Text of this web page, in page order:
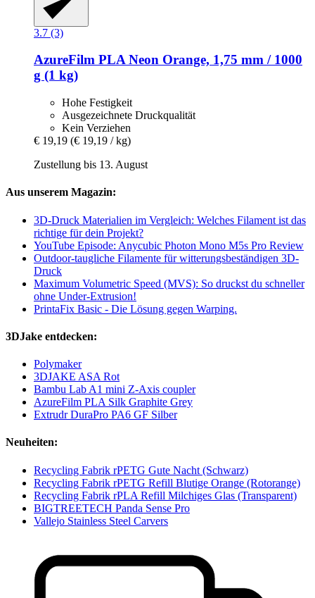
3.7 (3)
AzureFilm PLA Neon Orange, 1,75 mm / 1000
g (1 kg)
Hohe Festigkeit
Ausgezeichnete Druckqualität
Kein Verziehen
€ 19,19 (€ 19,19 / kg)
Zustellung bis 13. August
Aus unserem Magazin:
3D-Druck Materialien im Vergleich: Welches Filament ist das
richtige für dein Projekt?
YouTube Episode: Anycubic Photon Mono M5s Pro Review
Outdoor-taugliche Filamente für witterungsbeständigen 3D-
Druck
Maximum Volumetric Speed (MVS): So druckst du schneller
ohne Under-Extrusion!
PrintaFix Basic - Die Lösung gegen Warping.
3DJake entdecken:
Polymaker
3DJAKE ASA Rot
Bambu Lab A1 mini Z-Axis coupler
AzureFilm PLA Silk Graphite Grey
Extrudr DuraPro PA6 GF Silber
Neuheiten:
Recycling Fabrik rPETG Gute Nacht (Schwarz)
Recycling Fabrik rPETG Refill Blutige Orange (Rotorange)
Recycling Fabrik rPLA Refill Milchiges Glas (Transparent)
BIGTREETECH Panda Sense Pro
Vallejo Stainless Steel Carvers